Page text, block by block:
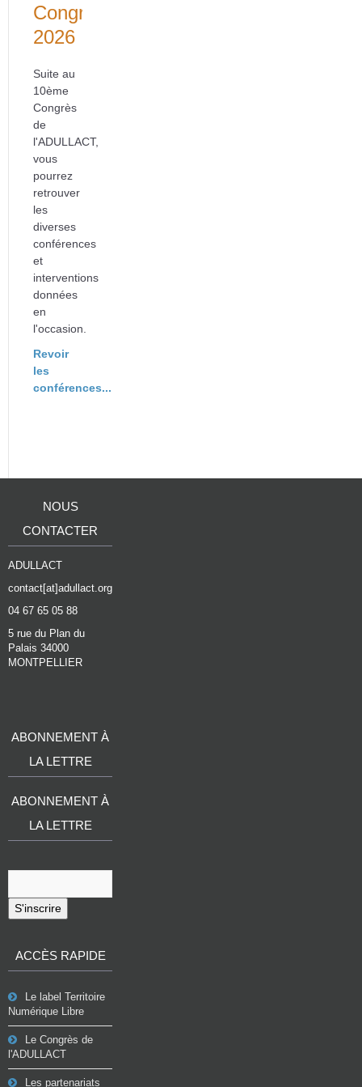
Congrès
2026
Suite au
10ème
Congrès
de
l'ADULLACT,
vous
pourrez
retrouver
les
diverses
conférences
et
interventions
données
en
l'occasion.
Revoir
les
conférences...
NOUS
CONTACTER
ADULLACT
contact[at]adullact.org
04 67 65 05 88
5 rue du Plan du
Palais 34000
MONTPELLIER
ABONNEMENT À
LA LETTRE
ABONNEMENT À
LA LETTRE
S'inscrire
ACCÈS RAPIDE
Le label Territoire
Numérique Libre
Le Congrès de
l'ADULLACT
Les partenariats